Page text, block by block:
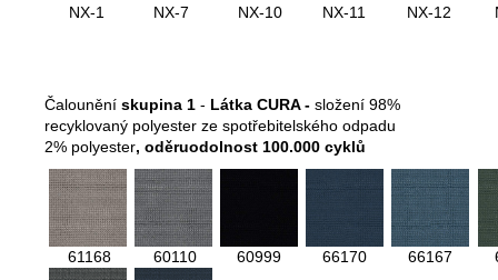
NX-1 NX-7 NX-10 NX-11 NX-12
Čalounění skupina 1 - Látka CURA - složení 98%
recyklovaný polyester ze spotřebitelského odpadu
2% polyester, oděruodolnost 100.000 cyklů
61168 60110 60999 66170 66167